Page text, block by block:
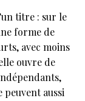
titre : sur le
forme de
avec moins
ouvre de
aussi